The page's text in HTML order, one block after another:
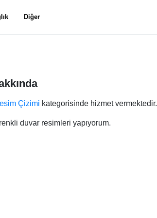
Diğer
Çizimi kategorisinde hizmet vermektedir.
duvar resimleri yapıyorum.